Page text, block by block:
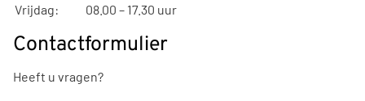
Vrijdag:
08.00 – 17.30 uur
Contactformulier
Heeft u vragen?